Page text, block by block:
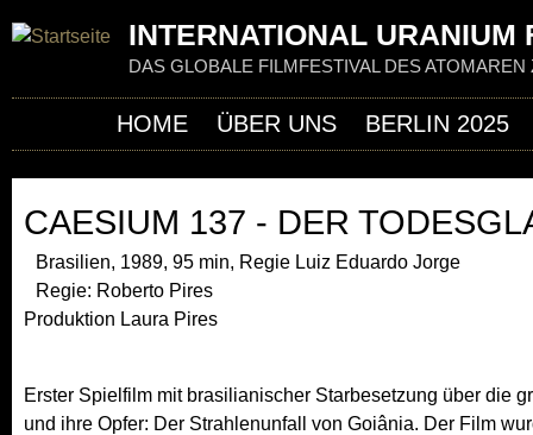
INTERNATIONAL URANIUM
DAS GLOBALE FILMFESTIVAL DES ATOMAREN
CAESIUM 137 - DER
Brasilien, 1989, 95 min, Regie Luiz Eduardo Jorge
Regie: Roberto Pires
Produktion Laura Pires
Erster Spielfilm mit brasilianischer Starbesetzung über die
und ihre Opfer: Der Strahlenunfall von Goiânia. Der Film
HOME ÜBER UNS BERLIN 2025